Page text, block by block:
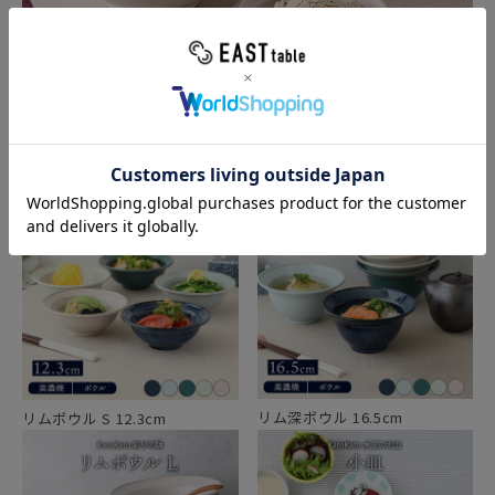
同シリーズはこちら
リムボウル S 12.3cm リム深ボウル 16.5cm